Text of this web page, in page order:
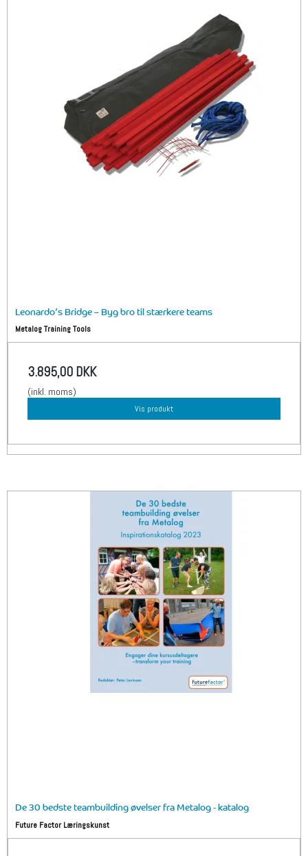
Leonardo’s Bridge – Byg bro til stærkere teams
Metalog Training Tools
3.895,00 DKK
(inkl. moms)
Vis produkt
De 30 bedste teambuilding øvelser fra Metalog - katalog
Future Factor Læringskunst